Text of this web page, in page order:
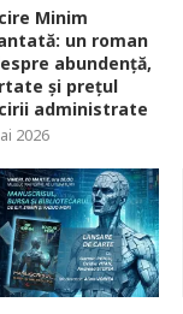
Minim
un roman
abundență,
și prețul
administrate
2026